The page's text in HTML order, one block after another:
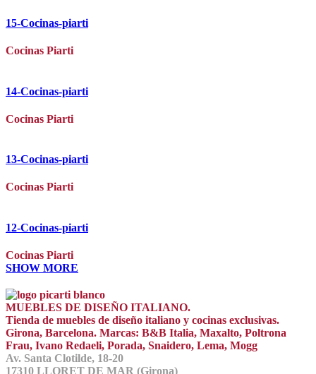
15-Cocinas-piarti
Cocinas Piarti
14-Cocinas-piarti
Cocinas Piarti
13-Cocinas-piarti
Cocinas Piarti
12-Cocinas-piarti
Cocinas Piarti
SHOW MORE
MUEBLES DE DISEÑO ITALIANO.
Tienda de muebles de diseño italiano y cocinas exclusivas.
Girona, Barcelona. Marcas: B&B Italia, Maxalto, Poltrona
Frau, Ivano Redaeli, Porada, Snaidero, Lema, Mogg
Av. Santa Clotilde, 18-20
17310 LLORET DE MAR (Girona)